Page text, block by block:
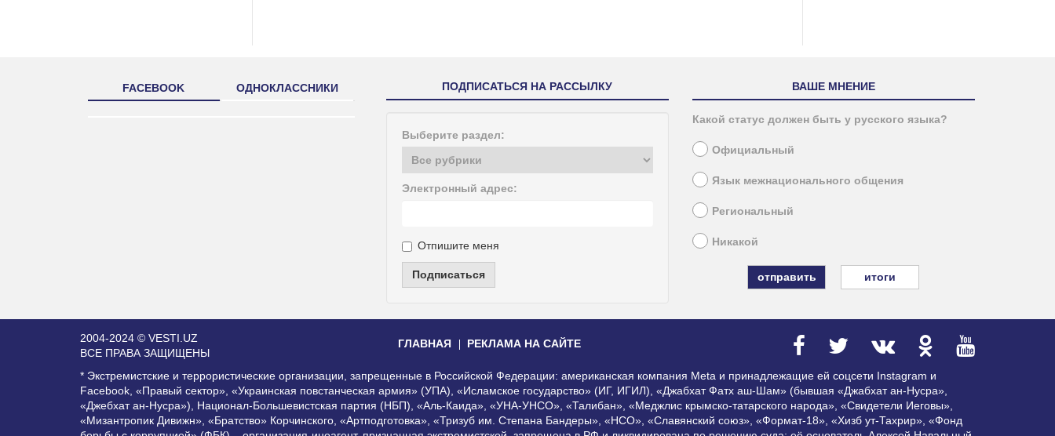
FACEBOOK ОДНОКЛАССНИКИ ПОДПИСАТЬСЯ НА РАССЫЛКУ
Выберите раздел:
Электронный адрес:
Отпишите меня
Подписаться
ВАШЕ МНЕНИЕ
Какой статус должен быть у русского языка?
Официальный
Язык межнационального общения
Региональный
Никакой
итоги
2004-2024 © VESTI.UZ
ВСЕ ПРАВА ЗАЩИЩЕНЫ
ГЛАВНАЯ РЕКЛАМА НА САЙТЕ
* Экстремистские и террористические организации, запрещенные в Российской Федерации: американская компания Meta и принадлежащие ей соцсети Instagram и
Facebook, «Правый сектор», «Украинская повстанческая армия» (УПА), «Исламское государство» (ИГ, ИГИЛ), «Джабхат Фатх аш-Шам» (бывшая «Джабхат ан-Нусра»,
«Джебхат ан-Нусра»), Национал-Большевистская партия (НБП), «Аль-Каида», «УНА-УНСО», «Талибан», «Меджлис крымско-татарского народа», «Свидетели Иеговы»,
«Мизантропик Дивижн», «Братство» Корчинского, «Артподготовка», «Тризуб им. Степана Бандеры», «НСО», «Славянский союз», «Формат-18», «Хизб ут-Тахрир», «Фонд